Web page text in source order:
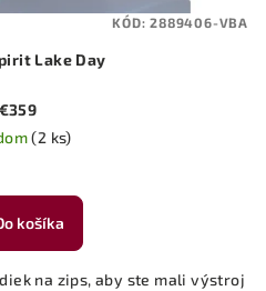
Lake Day
€359
(2 ks)
košíka
na zips, aby ste mali výstroj
KÓD:2889406-VBA